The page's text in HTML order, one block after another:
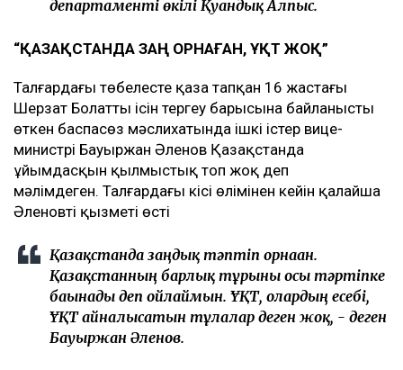
департаменті өкілі Қуандық Алпыс.
“ҚАЗАҚСТАНДА ЗАҢ ОРНАҒАН, ҰҚТ ЖОҚ”
Талғардағы төбелесте қаза тапқан 16 жастағы
Шерзат Болаттың ісін тергеу барысына байланысты
өткен баспасөз мәслихатында ішкі істер вице-
министрі Бауыржан Әленов Қазақстанда
ұйымдасқын қылмыстық топ жоқ деп
мәлімдеген. Талғардағы кісі өлімінен кейін қалайша
Әленовтің қызметі өсті
Қазақстанда заңдық тәптіп орнаған.
Қазақстанның барлық тұрғыны осы тәртіпке
бағынады деп ойлаймын. ҰҚТ, олардың есебі,
ҰҚТ айналысатын тұлғалар деген жоқ, - деген
Бауыржан Әленов.